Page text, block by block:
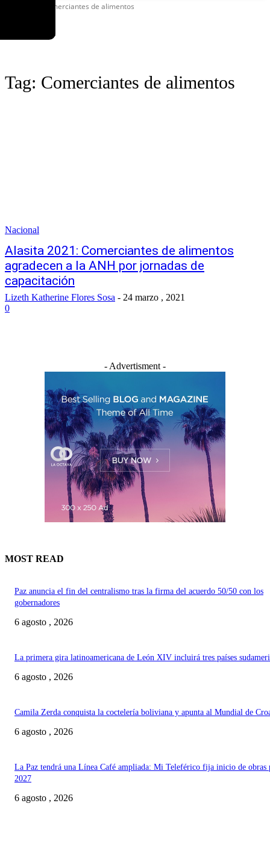
Comerciantes de alimentos
Tag: Comerciantes de alimentos
Nacional
Alasita 2021: Comerciantes de alimentos
agradecen a la ANH por jornadas de
capacitación
Lizeth Katherine Flores Sosa - 24 marzo , 2021
0
- Advertisment -
MOST READ
Paz anuncia el fin del centralismo tras la firma del acuerdo 50/50 con los
gobernadores
6 agosto , 2026
La primera gira latinoamericana de León XIV incluirá tres países
6 agosto , 2026
Camila Zerda conquista la coctelería boliviana y apunta al Mundial de
6 agosto , 2026
La Paz tendrá una Línea Café ampliada: Mi Teleférico fija inicio de obras
2027
6 agosto , 2026